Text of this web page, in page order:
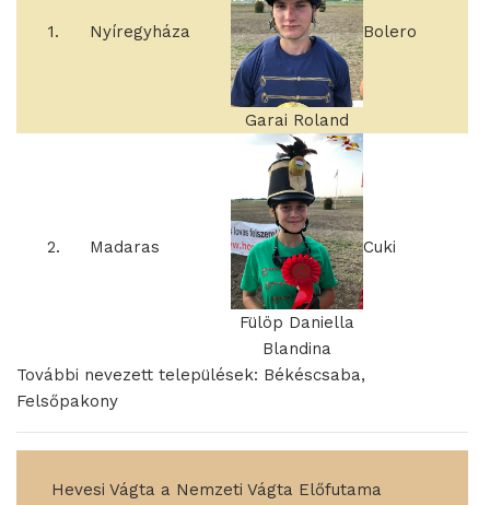
1. Nyíregyháza
Garai Roland
Bolero
2. Madaras
Fülöp Daniella
Blandina
Cuki
További nevezett települések: Békéscsaba,
Felsőpakony
Hevesi Vágta a Nemzeti Vágta Előfutama